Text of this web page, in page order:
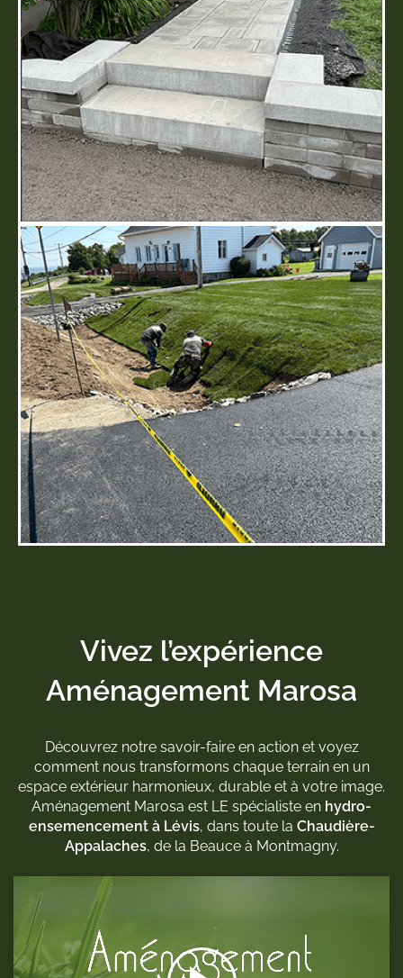
Vivez l’expérience
Aménagement Marosa
Découvrez notre savoir-faire en action et voyez
comment nous transformons chaque terrain en un
espace extérieur harmonieux, durable et à votre image.
Aménagement Marosa est LE spécialiste en hydro-
ensemencement à Lévis, dans toute la Chaudière-
Appalaches, de la Beauce à Montmagny.